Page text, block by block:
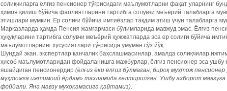
солиқчиларга ёлғиз пенсионер тўғрисидаги маълумотларни фақат уларнинг
ҳимоя қилиш бўйича фаолиятларини тартибга солувчи меъёрий талабларга
этишлари мумкин. Ер солиғи бўйича имтиёзлар тақдим этиш учун талабларга
Марказларда ҳамда Пенсия жамғармаси бўлимларида мавжуд эмас. Ёлғиз
ҳуқуқларини тартибга солувчи меъёрий ҳужжатларда эса ер солиғи бўйича
маълумотларнинг хусусиятлари тўғрисида умуман сўз йўқ.
Шундай экан, экспертлар қанчалик баҳслашмасинлар, амалда солиқчилар
ҳисоб маълумотларидан фойдаланишга мажбурлар, ёлғиз пенсионер эса ушбу
яшайдиган пенсионердир (ёлғиз ёки ёлғиз бўлмаган, бироқ муҳтож
муҳтожга ижтимоий ёрдам» тахламида келтирилган. Ушбу ахборот мавзуга
фойдали. Яна мавзу муҳокамасига қайтамиз).